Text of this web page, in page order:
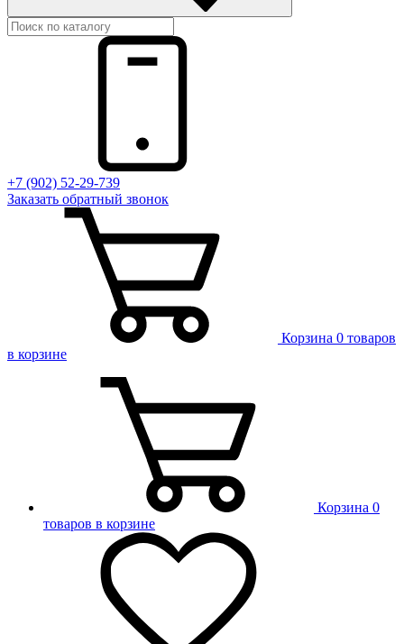
+7 (902) 52-29-739
Заказать обратный звонок
Корзина 0 товаров
в корзине
Корзина 0
товаров в корзине